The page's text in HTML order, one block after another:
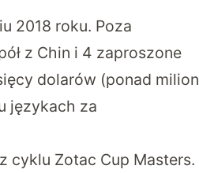
2018 roku. Poza
z Chin i 4 zaproszone
dolarów (ponad milion
językach za
cyklu Zotac Cup Masters.